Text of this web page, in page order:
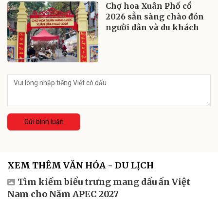
Chợ hoa Xuân Phố cổ
2026 sẵn sàng chào đón
người dân và du khách
Gửi bình luận
XEM THÊM VĂN HÓA - DU LỊCH
Tìm kiếm biểu trưng mang dấu ấn Việt
Nam cho Năm APEC 2027